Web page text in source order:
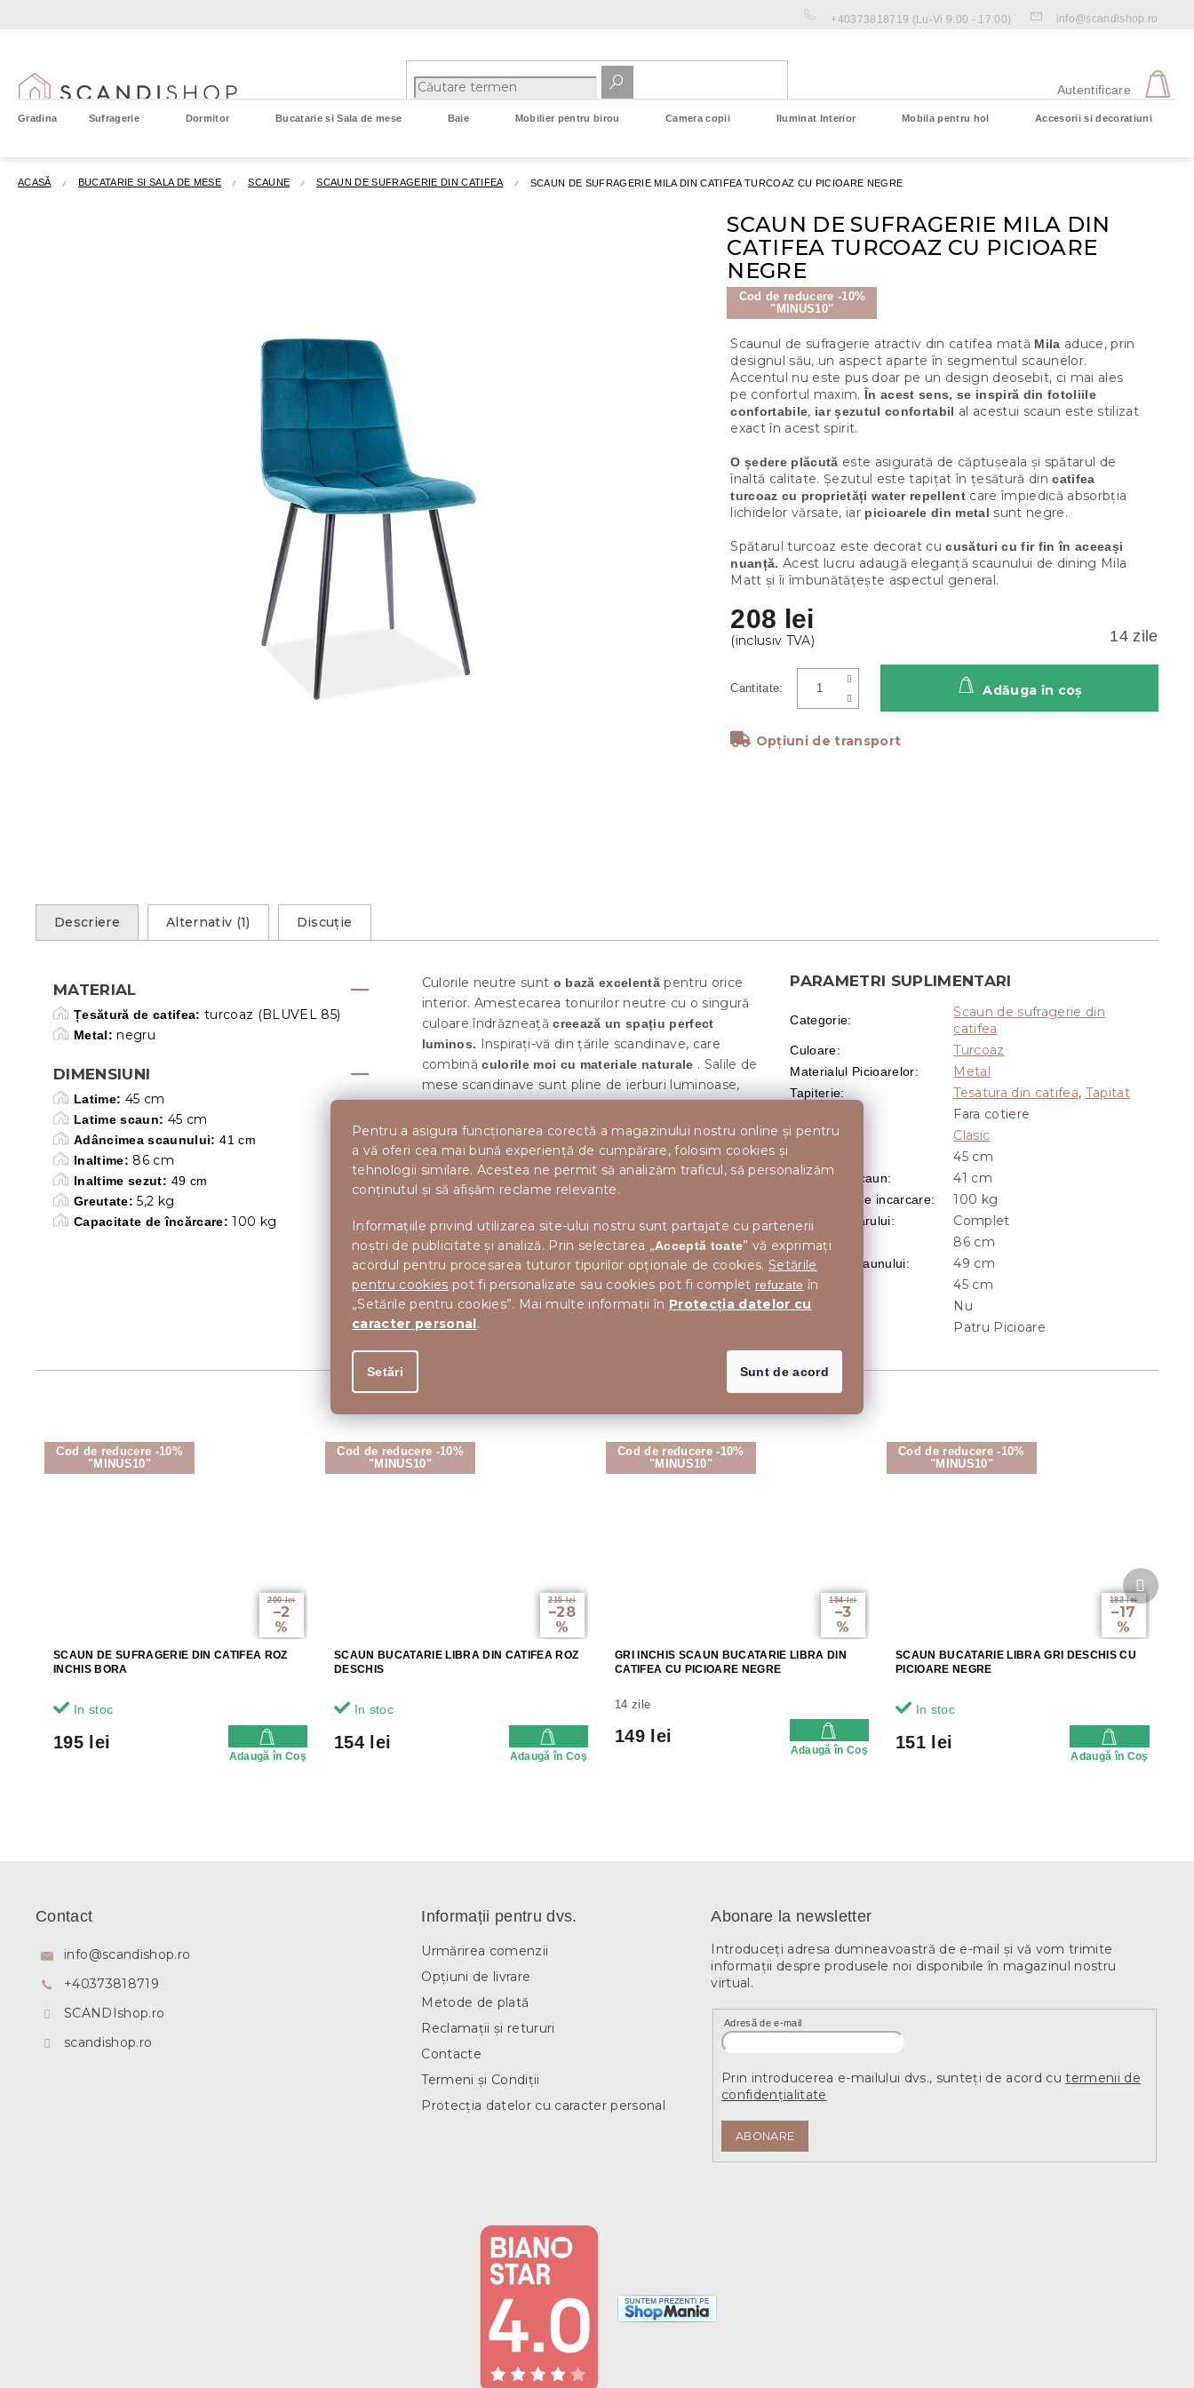
Pentru a asigura funcționarea corectă a magazinului nostru online și pentru
a vă oferi cea mai bună experiență de cumpărare, folosim cookies și
tehnologii similare. Acestea ne permit să analizăm traficul, să personalizăm
conținutul și să afișăm reclame relevante.
Informațiile privind utilizarea site-ului nostru sunt partajate cu partenerii
noștri de publicitate și analiză. Prin selectarea „Acceptă toate” vă exprimați
acordul pentru procesarea tuturor tipurilor opționale de cookies. Setările
pentru cookies pot fi personalizate sau cookies pot fi complet refuzate în
„Setările pentru cookies”. Mai multe informații în Protecția datelor cu
caracter personal.
Setări Sunt de acord
+40373818719 (Lu-Vi 9:00 - 17:00) info@scandishop.ro
Autentificare
Gradina Sufragerie Dormitor Bucatarie si Sala de mese Baie Mobilier pentru birou Camera copii Iluminat Interior Mobila pentru hol Accesorii si decoratiuni
ACASĂ BUCATARIE SI SALA DE MESE SCAUNE SCAUN DE SUFRAGERIE DIN CATIFEA SCAUN DE SUFRAGERIE MILA DIN CATIFEA TURCOAZ CU PICIOARE NEGRE
SCAUN DE SUFRAGERIE MILA DIN
CATIFEA TURCOAZ CU PICIOARE
NEGRE
Cod de reducere -10%
"MINUS10"
208 lei
14 zile
Opțiuni de transport
Adăuga în coş
Scaunul de sufragerie atractiv din catifea mată Mila aduce, prin
designul său, un aspect aparte în segmentul scaunelor.
Accentul nu este pus doar pe un design deosebit, ci mai ales
pe confortul maxim.În acest sens, se inspiră din fotoliile
confortabile, iar șezutul confortabil al acestui scaun este stilizat
exact în acest spirit.
O ședere plăcută este asigurată de căptușeala și spătarul de
înaltă calitate. Șezutul este tapițat în țesătură dincatifea
turcoaz cu proprietăți water repellent care împiedică absorbția
lichidelor vărsate, iar picioarele din metal sunt negre.
Spătarul turcoaz este decorat cucusături cu fir fin în aceeași
nuanță. Acest lucru adaugă eleganță scaunului de dining Mila
Matt și îi îmbunătățește aspectul general.
Cod de reducere -10%
"MINUS10"
200 lei
–2
%
SCAUN DE SUFRAGERIE DIN CATIFEA ROZ
INCHIS BORA
In stoc
195 lei
Adaugă în Coş
Cod de reducere -10%
"MINUS10"
215 lei
–28
%
SCAUN BUCATARIE LIBRA DIN CATIFEA ROZ
DESCHIS
In stoc
154 lei
Adaugă în Coş
Cod de reducere -10%
"MINUS10"
154 lei
–3
%
GRI INCHIS SCAUN BUCATARIE LIBRA DIN
CATIFEA CU PICIOARE NEGRE
14 zile
149 lei
Adaugă în Coş
Cod de reducere -10%
"MINUS10"
183 lei
–17
%
SCAUN BUCATARIE LIBRA GRI DESCHIS CU
PICIOARE NEGRE
In stoc
151 lei
Adaugă în Coş
următor
Descriere Alternativ (1) Discuţie
MATERIAL
Țesătură de catifea: turcoaz (BLUVEL 85)
Metal: negru
DIMENSIUNI
Latime: 45 cm
Latime scaun: 45 cm
Adâncimea scaunului: 41 cm
Inaltime: 86 cm
Inaltime sezut: 49 cm
Greutate: 5,2 kg
Capacitate de încărcare: 100 kg
Culorile neutre sunt o bază excelentă pentru orice
interior. Amestecarea tonurilor neutre cu o singură
culoare îndrăzneațăcreează un spațiu perfect
luminos. Inspirați-vă din țările scandinave, care
combinăculorile moi cu materiale naturale . Salile de
mese scandinave sunt pline de ierburi luminoase,
proaspete și sunt, de asemenea, complet funcționale
și practice.Scaunul de sufragerie din catifea turcoaz
MILAva deveni un decor al sufragerii. Completați
scaunele cuo masă din lemn deschis la culoare. În
sala de mese, mizați pe accesorii moderate care sunt
agățate de in, în care puteți plasa plante veșnic verzi
sau ierburi.
PARAMETRI SUPLIMENTARI
Categorie:
Scaun de sufragerie din
catifea
Culoare: Turcoaz
Materialul Picioarelor: Metal
Tapiterie: Tesatura din catifea, Tapitat
Fara cotiere
Aspect : Clasic
45 cm
Adancime scaun: 41 cm
Capacitate de incarcare: 100 kg
Forma spatarului: Complet
Inaltime 86 cm
Inaltimea Scaunului: 49 cm
Latime 45 cm
Rotativ Nu
Patru Picioare
Contact
info@scandishop.ro
+40373818719
SCANDIshop.ro
scandishop.ro
Informații pentru dvs.
Urmărirea comenzii
Opțiuni de livrare
Metode de plată
Reclamații și retururi
Contacte
Termeni și Condiții
Protecția datelor cu caracter personal
Abonare la newsletter
Introduceţi adresa dumneavoastră de e-mail şi vă vom trimite
informaţii despre produsele noi disponibile în magazinul nostru
virtual.
Adresă de e-mail
Prin introducerea e-mailului dvs., sunteți de acord cutermenii de
confidențialitate
ABONARE